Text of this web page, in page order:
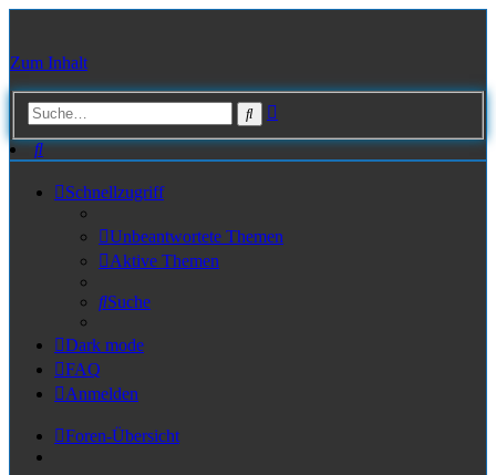
Zum Inhalt
Suche
Suche
Schnellzugriff
Unbeantwortete Themen
Aktive Themen
Suche
Dark mode
FAQ
Anmelden
Foren-Übersicht